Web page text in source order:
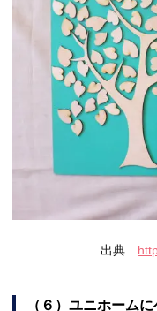
出典
（６）ユニホーム